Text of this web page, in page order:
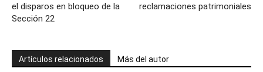
el disparos en bloqueo de la
Sección 22
reclamaciones patrimoniales
Artículos relacionados Más del autor